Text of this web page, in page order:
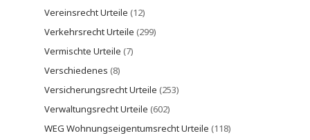
Vereinsrecht Urteile (12)
Verkehrsrecht Urteile (299)
Vermischte Urteile (7)
Verschiedenes (8)
Versicherungsrecht Urteile (253)
Verwaltungsrecht Urteile (602)
WEG Wohnungseigentumsrecht Urteile (118)